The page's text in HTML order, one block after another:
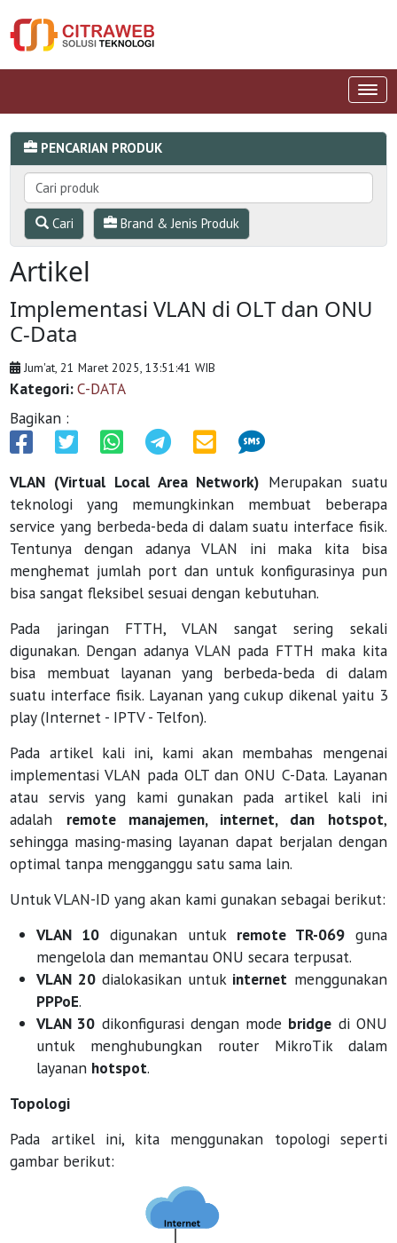
PENCARIAN PRODUK
Cari Brand & Jenis Produk
Artikel
Implementasi VLAN di OLT dan ONU
C-Data
Jum'at, 21 Maret 2025, 13:51:41 WIB
Kategori:C-DATA
Bagikan :
VLAN (Virtual Local Area Network) Merupakan suatu
teknologi yang memungkinkan membuat beberapa
service yang berbeda-beda di dalam suatu interface fisik.
Tentunya dengan adanya VLAN ini maka kita bisa
menghemat jumlah port dan untuk konfigurasinya pun
bisa sangat fleksibel sesuai dengan kebutuhan.
Pada jaringan FTTH, VLAN sangat sering sekali
digunakan. Dengan adanya VLAN pada FTTH maka kita
bisa membuat layanan yang berbeda-beda di dalam
suatu interface fisik. Layanan yang cukup dikenal yaitu 3
play (Internet - IPTV - Telfon).
Pada artikel kali ini, kami akan membahas mengenai
implementasi VLAN pada OLT dan ONU C-Data. Layanan
atau servis yang kami gunakan pada artikel kali ini
adalah remote manajemen, internet, dan hotspot,
sehingga masing-masing layanan dapat berjalan dengan
optimal tanpa mengganggu satu sama lain.
Untuk VLAN-ID yang akan kami gunakan sebagai berikut:
VLAN 10 digunakan untuk remote TR-069guna
mengelola dan memantau ONU secara terpusat.
VLAN 20dialokasikan untuk internet menggunakan
PPPoE.
VLAN 30 dikonfigurasi dengan mode bridge di ONU
untuk menghubungkan router MikroTik dalam
layanan hotspot.
Topologi
Pada artikel ini, kita menggunakan topologi seperti
gambar berikut: